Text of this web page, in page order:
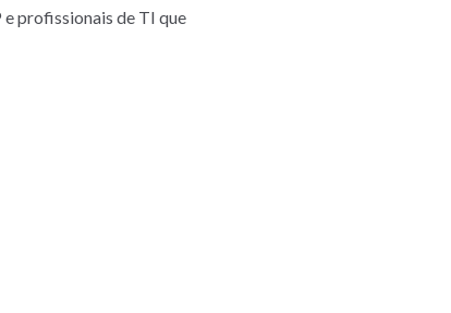
profissionais de TI que